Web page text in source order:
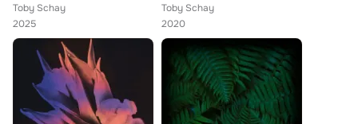
Toby Schay
2025
Toby Schay
2020